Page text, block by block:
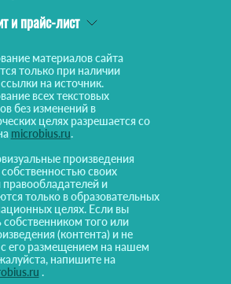
и прайс-лист
материалов сайта
только при наличии
на источник.
всех текстовых
без изменений в
целях разрешается со
microbius.ru.
произведения
своих
правообладателей и
только в образовательных
целях. Если вы
собственником того или
(контента) и не
его размещением на нашем
напишите на
.